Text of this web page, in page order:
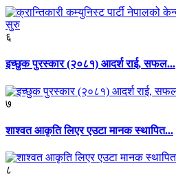
६
इच्छुक पुरस्कार (२०८१) आदर्श राई, सफल...
७
शाश्वत आकृति लिएर एउटा मानक स्थापित...
८